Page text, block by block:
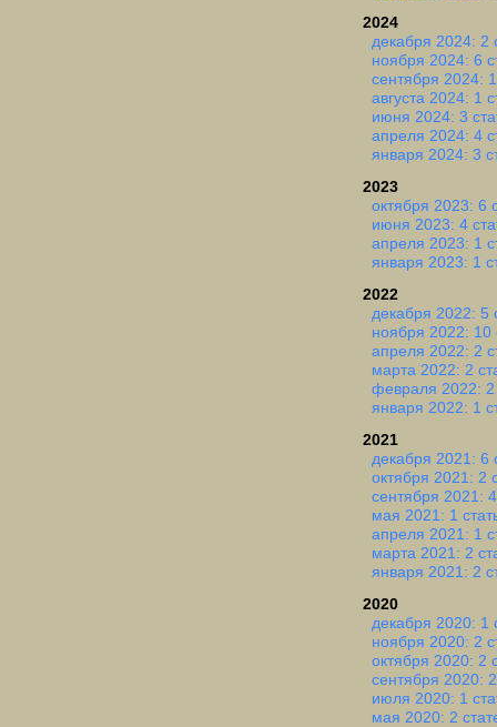
2024
декабря 2024: 2
ноября 2024: 6
сентября 2024:
августа 2024: 1
июня 2024: 3
апреля 2024: 4
января 2024: 3
2023
октября 2023: 6
июня 2023: 4
апреля 2023: 1
января 2023: 1
2022
декабря 2022: 5
ноября 2022: 10
апреля 2022: 2
марта 2022: 2
февраля 2022: 2
января 2022: 1
2021
декабря 2021: 6
октября 2021: 2
сентября 2021:
мая 2021: 1
апреля 2021: 1
марта 2021: 2
января 2021: 2
2020
декабря 2020: 1
ноября 2020: 2
октября 2020: 2
сентября 2020:
июля 2020: 1
мая 2020: 2